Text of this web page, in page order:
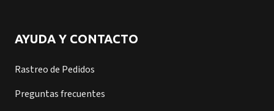
AYUDA Y CONTACTO
Rastreo de Pedidos
Preguntas frecuentes